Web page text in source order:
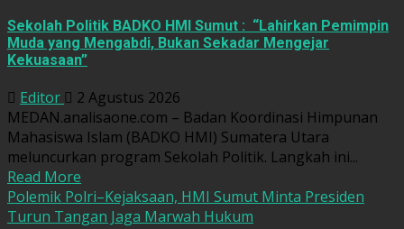
Sekolah Politik BADKO HMI Sumut : “Lahirkan Pemimpin
Muda yang Mengabdi, Bukan Sekadar Mengejar
Kekuasaan”
Editor
2 Agustus 2026
MEDAN.analisaone.com – Badan Koordinasi Himpunan
Mahasiswa Islam (BADKO HMI) Sumatera Utara
meluncurkan program Sekolah Politik. Langkah ini...
Read More
Polemik Polri–Kejaksaan, HMI Sumut Minta Presiden
Turun Tangan Jaga Marwah Hukum